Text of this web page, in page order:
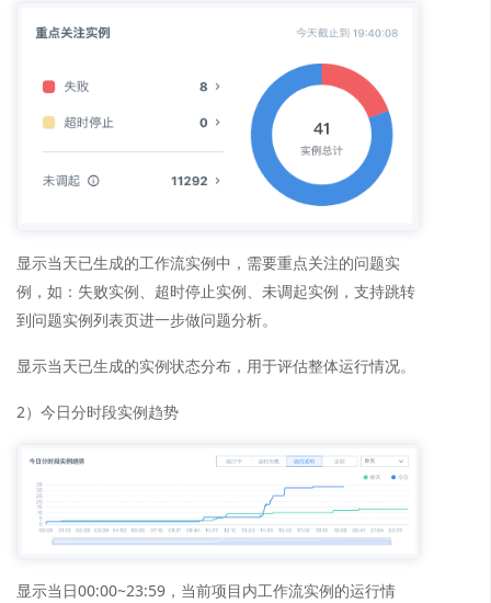
显示当天已生成的工作流实例中，需要重点关注的问题实
例，如：失败实例、超时停止实例、未调起实例，支持跳转
到问题实例列表页进一步做问题分析。
显示当天已生成的实例状态分布，用于评估整体运行情况。
2）今日分时段实例趋势
显示当日00:00~23:59，当前项目内工作流实例的运行情